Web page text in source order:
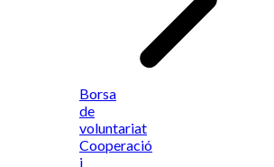
Borsa
de
voluntariat
Cooperació
i